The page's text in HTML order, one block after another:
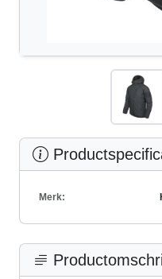
Merk: